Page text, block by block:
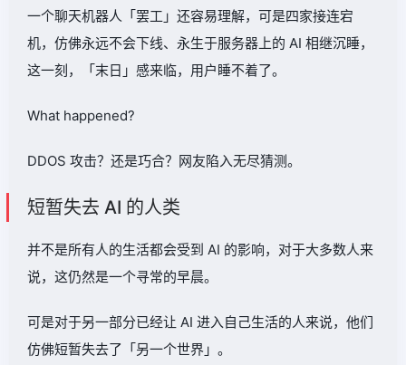
一个聊天机器人「罢工」还容易理解，可是四家接连宕
机，仿佛永远不会下线、永生于服务器上的 AI 相继沉睡，
这一刻，「末日」感来临，用户睡不着了。
What happened?
DDOS 攻击？还是巧合？网友陷入无尽猜测。
短暂失去 AI 的人类
并不是所有人的生活都会受到 AI 的影响，对于大多数人来
说，这仍然是一个寻常的早晨。
可是对于另一部分已经让 AI 进入自己生活的人来说，他们
仿佛短暂失去了「另一个世界」。